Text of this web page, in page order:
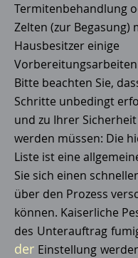
Termitenbehandlung
Zelten (zur Begasung)
Hausbesitzer einige
Bitte beachten Sie,
Schritte unbedingt
und zu Ihrer
werden müssen: Die
Liste ist eine
Sie sich einen
über den Prozess
können. Kaiserliche
des Unterauftrag
der Einstellung